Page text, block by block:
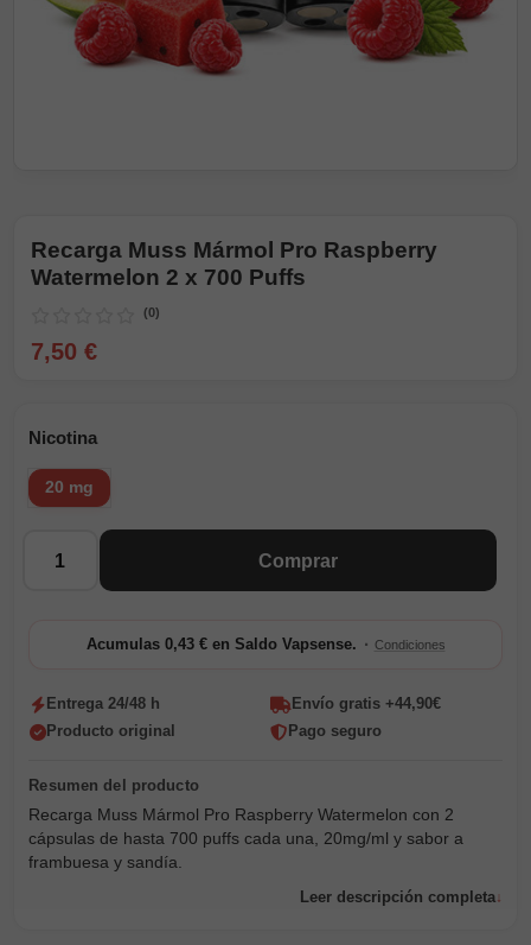
Recarga Muss Mármol Pro Raspberry
Watermelon 2 x 700 Puffs
(0)
7,50 €
Nicotina
20 mg
Comprar
Acumulas 0,43 € en Saldo Vapsense. · Condiciones
Entrega 24/48 h
Envío gratis +44,90€
Producto original
Pago seguro
Recarga Muss Mármol Pro Raspberry Watermelon con 2
cápsulas de hasta 700 puffs cada una, 20mg/ml y sabor a
frambuesa y sandía.
Leer descripción completa